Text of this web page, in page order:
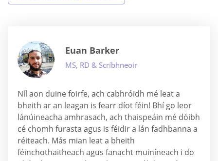
Euan Barker
MS, RD & Scríbhneoir
Níl aon duine foirfe, ach cabhróidh mé leat a
bheith ar an leagan is fearr díot féin! Bhí go leor
lánúineacha amhrasach, ach thaispeáin mé dóibh
cé chomh furasta agus is féidir a lán fadhbanna a
réiteach. Más mian leat a bheith
féinchothaitheach agus fanacht muiníneach i do